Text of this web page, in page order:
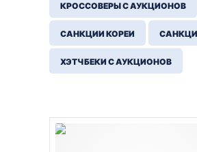
КРОССОВЕРЫ С АУКЦИОНОВ
САНКЦИИ КОРЕИ
ХЭТЧБЕКИ С АУКЦИОНОВ